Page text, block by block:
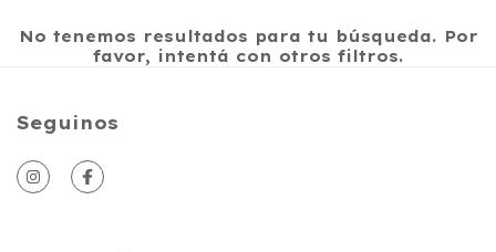
No tenemos resultados para tu búsqueda. Por
favor, intentá con otros filtros.
Seguinos